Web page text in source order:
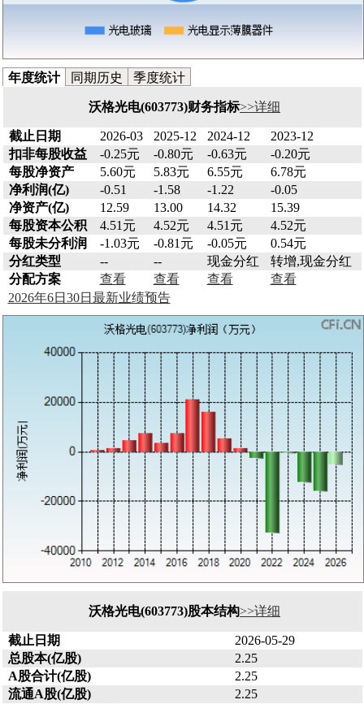
年度统计 同期历史 季度统计
沃格光电(603773)财务指标>>详细
截止日期 2026-03 2025-12 2024-12
2023-12
扣非每股收益
-0.25元 -0.80元 -0.63元
-0.20元
每股净资产
5.60元 5.83元 6.55元
6.78元
净利润(亿)
-0.51 -1.58 -1.22
-0.05
净资产(亿)
12.59 13.00 14.32
15.39
每股资本公积
4.51元 4.52元 4.51元
4.52元
每股未分利润
-1.03元 -0.81元 -0.05元
0.54元
分红类型
-- -- 现金分红
转增,现金分红
分配方案
查看 查看 查看
查看
2026年6日30日最新业绩预告
沃格光电(603773)股本结构>>详细
截止日期
2026-05-29
总股本(亿股)
2.25
A股合计(亿股)
2.25
流通A股(亿股)
2.25